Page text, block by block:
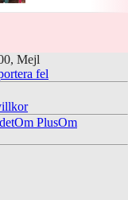
Mejl
fel
Om PlusOm